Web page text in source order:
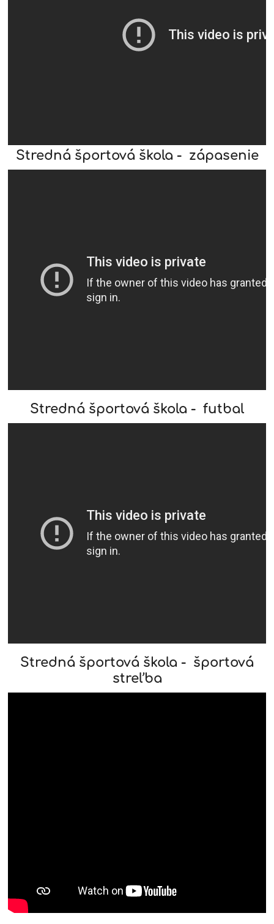
Stredná športová škola - zápasenie
Stredná športová škola - futbal
Stredná športová škola - športová
streľba